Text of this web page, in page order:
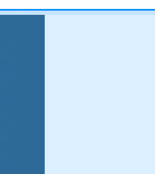
do nauki pisania obejmujący szereg